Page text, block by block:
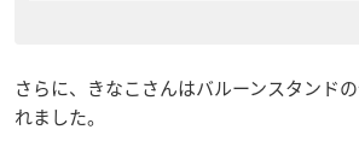
さらに、きなこさんはバルーンスタンド
れました。